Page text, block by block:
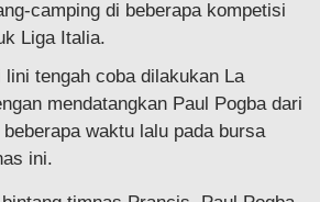
camping di beberapa kompetisi
Liga Italia.
tengah coba dilakukan La
mendatangkan Paul Pogba dari
waktu lalu pada bursa
ini.